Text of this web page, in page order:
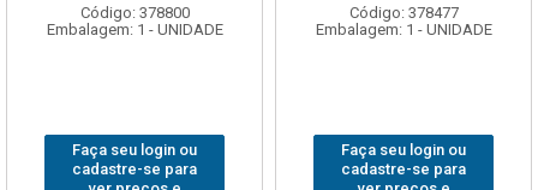
Código: 378800
Embalagem: 1 - UNIDADE
Faça seu login ou
cadastre-se para
Código: 378477
Embalagem: 1 - UNIDADE
Faça seu login ou
cadastre-se para